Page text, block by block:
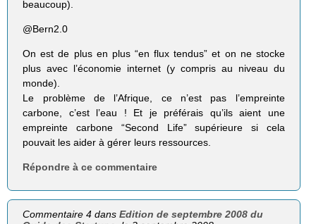
beaucoup).
@Bern2.0
On est de plus en plus “en flux tendus” et on ne stocke
plus avec l’économie internet (y compris au niveau du
monde).
Le problème de l’Afrique, ce n’est pas l’empreinte
carbone, c’est l’eau ! Et je préférais qu’ils aient une
empreinte carbone “Second Life” supérieure si cela
pouvait les aider à gérer leurs ressources.
Répondre à ce commentaire
Commentaire 4 dansEdition de septembre 2008 du